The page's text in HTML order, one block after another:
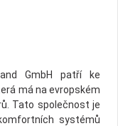
GmbH patří ke
má na evropském
Tato společnost je
systémů